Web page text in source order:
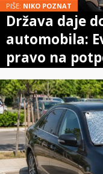
PIŠE: NIKO POZNAT
Država daje
automobila:
pravo na